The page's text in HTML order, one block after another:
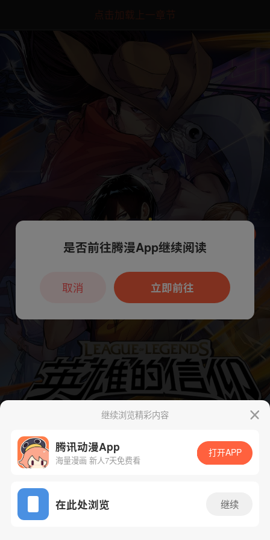
点击加载上一章节
App免费看
下一话
继续浏览精彩内容
腾讯动漫App
海量漫画 新人7天免费看
打开APP
在此处浏览 继续
本章节仅支持App阅读，可打开App新用
户7天免费看
是否前往腾漫App继续阅读
立即前往
取消